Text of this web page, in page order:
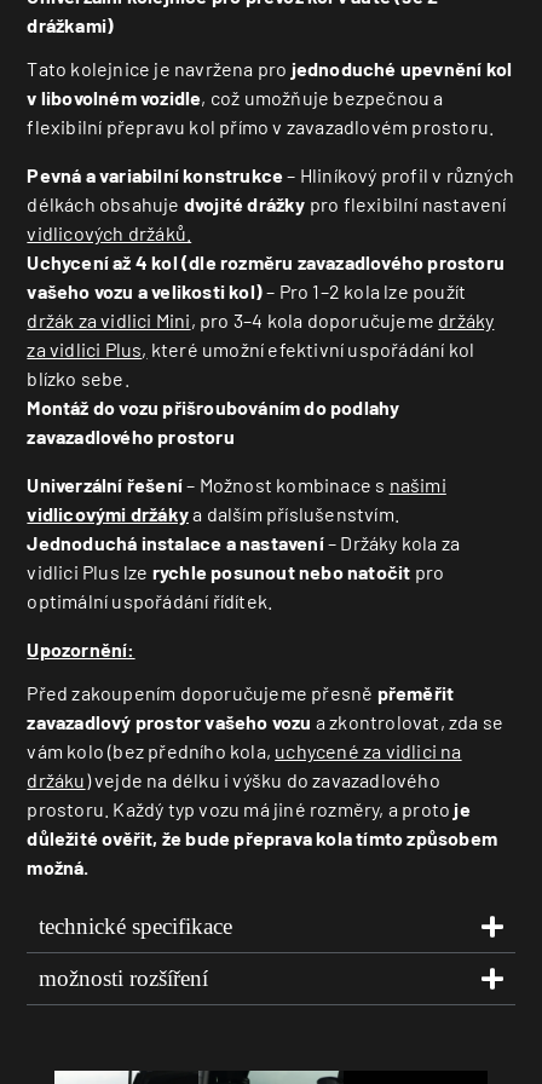
drážkami)
Tato kolejnice je navržena pro jednoduché upevnění kol
v libovolném vozidle, což umožňuje bezpečnou a
flexibilní přepravu kol přímo v zavazadlovém prostoru.
Pevná a variabilní konstrukce– Hliníkový profil v různých
délkách obsahuje dvojité drážky pro flexibilní nastavení
vidlicových držáků.
Uchycení až 4 kol (dle rozměru zavazadlového prostoru
vašeho vozu a velikosti kol)– Pro 1–2 kola lze použít
držák za vidlici Mini, pro 3–4 kola doporučujeme držáky
za vidlici Plus, které umožní efektivní uspořádání kol
blízko sebe.
Montáž do vozu přišroubováním do podlahy
zavazadlového prostoru
Univerzální řešení– Možnost kombinace s našimi
vidlicovými držákya dalším příslušenstvím.
Jednoduchá instalace a nastavení– Držáky kola za
vidlici Plus lze rychle posunout nebo natočit pro
optimální uspořádání řídítek.
Upozornění:
Před zakoupením doporučujeme přesně přeměřit
zavazadlový prostor vašeho vozu a zkontrolovat, zda se
vám kolo (bez předního kola, uchycené za vidlici na
držáku) vejde na délku i výšku do zavazadlového
prostoru. Každý typ vozu má jiné rozměry, a proto je
důležité ověřit, že bude přeprava kola tímto způsobem
možná.
technické specifikace
možnosti rozšíření